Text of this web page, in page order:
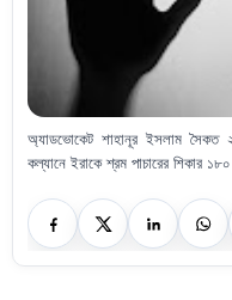
অ্যাডভোকেট শাহানূর ইসলাম সৈকত ২০১৪ সালের শেষ দিকের কথা? সেসময় গণমাধ্যমের
কল্যানে ইরাকে শ্রম পাচারের শিকার